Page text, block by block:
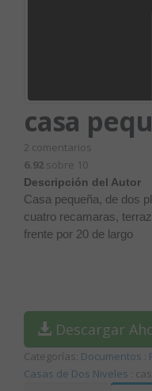
casa
2 comentarios
6.92sobre 10
Descripción del Autor
Casa pequeña, de dos
cuatro recamaras,
frente por 20 de largo
Descargar
Categorías: Documentos
Casas de Dos Niveles :